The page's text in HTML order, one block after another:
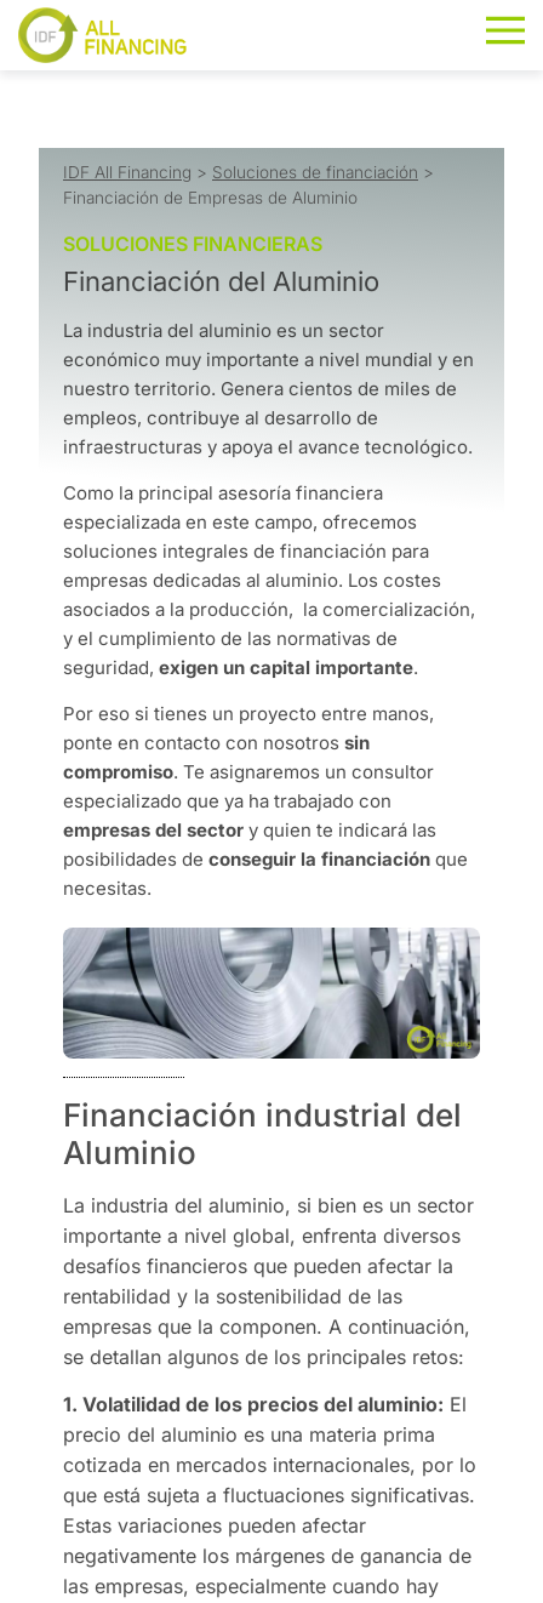
IDF All Financing > Soluciones de financiación >
Financiación de Empresas de Aluminio
SOLUCIONES FINANCIERAS
Financiación del Aluminio
La industria del aluminio es un sector
económico muy importante a nivel mundial y en
nuestro territorio. Genera cientos de miles de
empleos, contribuye al desarrollo de
infraestructuras y apoya el avance tecnológico.
Como la principal asesoría financiera
especializada en este campo, ofrecemos
soluciones integrales de financiación para
empresas dedicadas al aluminio. Los costes
asociados a la producción, la comercialización,
y el cumplimiento de las normativas de
seguridad, exigen un capital importante.
Por eso si tienes un proyecto entre manos,
ponte en contacto con nosotros sin
compromiso. Te asignaremos un consultor
especializado que ya ha trabajado con
empresas del sector y quien te indicará las
posibilidades de conseguir la financiación que
necesitas.
Financiación industrial del
Aluminio
La industria del aluminio, si bien es un sector
importante a nivel global, enfrenta diversos
desafíos financieros que pueden afectar la
rentabilidad y la sostenibilidad de las
empresas que la componen. A continuación,
se detallan algunos de los principales retos:
1. Volatilidad de los precios del aluminio: El
precio del aluminio es una materia prima
cotizada en mercados internacionales, por lo
que está sujeta a fluctuaciones significativas.
Estas variaciones pueden afectar
negativamente los márgenes de ganancia de
las empresas, especialmente cuando hay